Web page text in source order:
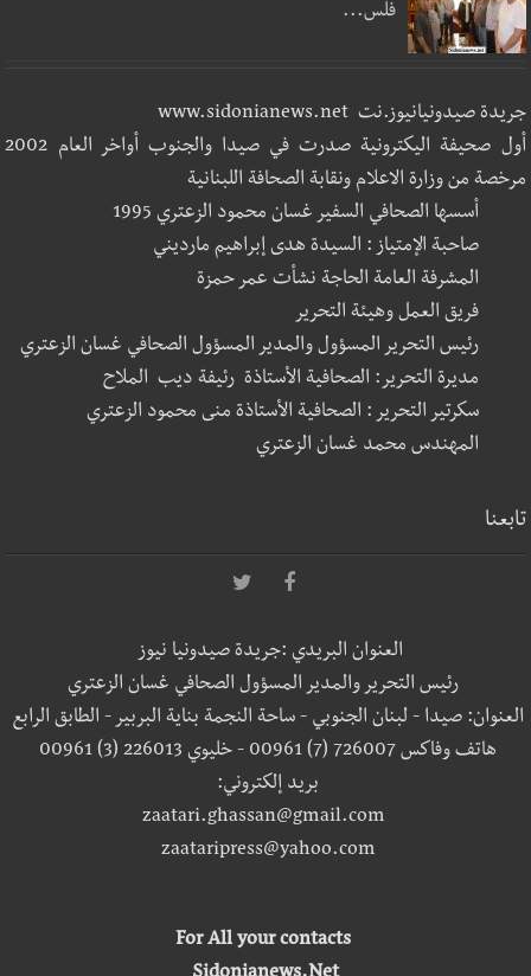
فلس...
جريدة صيدونيانيوز.نت www.sidonianews.net
أول صحيفة اليكترونية صدرت في صيدا والجنوب أواخر العام 2002
مرخصة من وزارة الاعلام ونقابة الصحافة اللبنانية
أسسها الصحافي السفير غسان محمود الزعتري 1995
صاحبة الإمتياز : السيدة هدى إبراهيم مارديني
المشرفة العامة الحاجة نشأت عمر حمزة
فريق العمل وهيئة التحرير
رئيس التحرير المسؤول والمدير المسؤول الصحافي غسان الزعتري
مديرة التحرير: الصحافية الأستاذة رئيفة ديب الملاح
سكرتير التحرير : الصحافية الأستاذة منى محمود الزعتري
المهندس محمد غسان الزعتري
تابعنا
العنوان البريدي :جريدة صيدونيا نيوز
رئيس التحرير والمدير المسؤول الصحافي غسان الزعتري
العنوان: صيدا - لبنان الجنوبي - ساحة النجمة بناية البربير - الطابق الرابع
هاتف وفاكس 726007 (7) 00961 - خليوي 226013 (3) 00961
بريد إلكتروني:
zaatari.ghassan@gmail.com
zaataripress@yahoo.com
For All your contacts